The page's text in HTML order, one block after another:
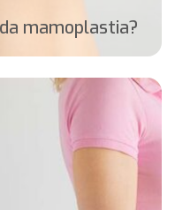
mamoplastia?